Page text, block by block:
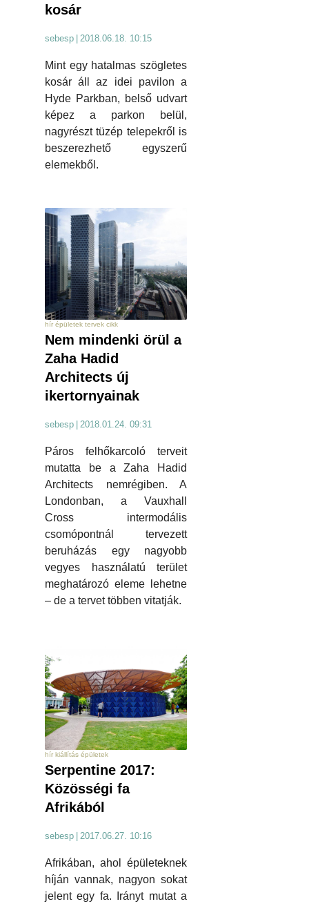
kosár
sebesp 2018.06.18. 10:15
Mint egy hatalmas szögletes
kosár áll az idei pavilon a
Hyde Parkban, belső udvart
képez a parkon belül,
nagyrészt tüzép telepekről is
beszerezhető egyszerű
elemekből.
hír épületek tervek cikk
Nem mindenki örül a
Zaha Hadid
Architects új
ikertornyainak
sebesp | 2018.01.24. 09:31
Páros felhőkarcoló terveit
mutatta be a Zaha Hadid
Architects nemrégiben. A
Londonban, a Vauxhall
Cross intermodális
csomópontnál tervezett
beruházás egy nagyobb
vegyes használatú terület
meghatározó eleme lehetne
– de a tervet többen vitatják.
hír kiállítás épületek
Serpentine 2017:
Közösségi fa
Afrikából
sebesp 2017.06.27. 10:16
Afrikában, ahol épületeknek
híján vannak, nagyon sokat
jelent egy fa. Irányt mutat a